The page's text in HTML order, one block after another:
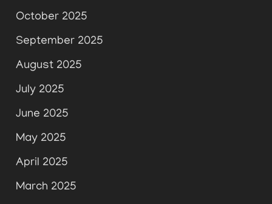
October 2025
September 2025
August 2025
July 2025
June 2025
May 2025
April 2025
March 2025